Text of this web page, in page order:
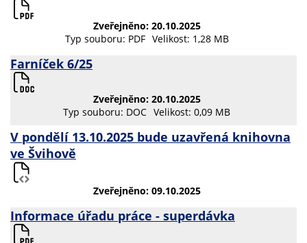
Zveřejněno: 20.10.2025
Typ souboru: PDF Velikost: 1,28 MB
Farníček 6/25
Zveřejněno: 20.10.2025
Typ souboru: DOC Velikost: 0,09 MB
V pondělí 13.10.2025 bude uzavřená knihovna
ve Švihově
Zveřejněno: 09.10.2025
Informace úřadu práce - superdávka